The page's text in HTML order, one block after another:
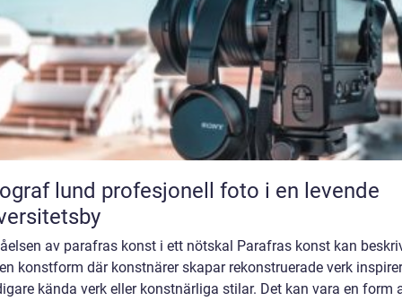
profesjonell foto i en levende
av parafras konst i ett nötskal Parafras konst kan
konstform där konstnärer skapar rekonstruerade verk
kända verk eller konstnärliga stilar. Det kan vara en form